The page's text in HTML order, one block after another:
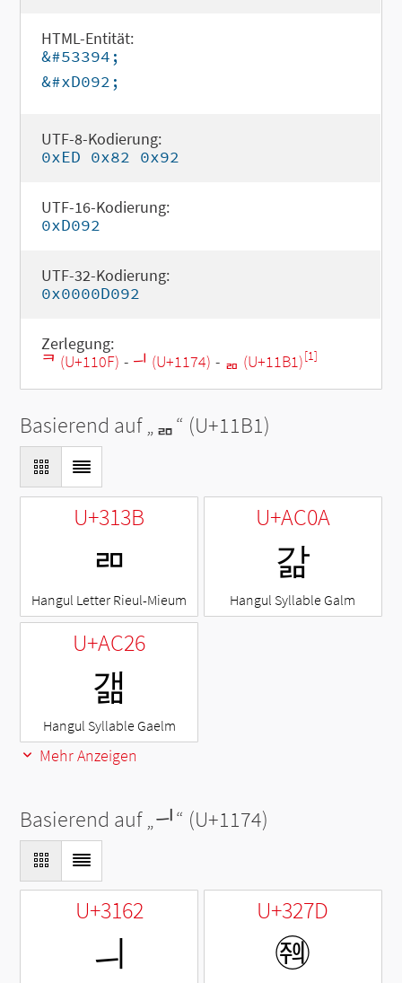
HTML-Entität:
&#53394;
&#xD092;
UTF-8-Kodierung:
0xED 0x82 0x92
UTF-16-Kodierung:
0xD092
UTF-32-Kodierung:
0x0000D092
Zerlegung:
ᄏ (U+110F) - ᅴ (U+1174) - ᆱ (U+11B1)[1]
Basierend auf „ᆱ“ (U+11B1)
U+313B
ㄻ
Hangul Letter Rieul-Mieum
U+AC0A
갊
Hangul Syllable Galm
U+AC26
갦
Hangul Syllable Gaelm
Mehr Anzeigen
Basierend auf „ᅴ“ (U+1174)
U+3162
ㅢ
U+327D
㉽